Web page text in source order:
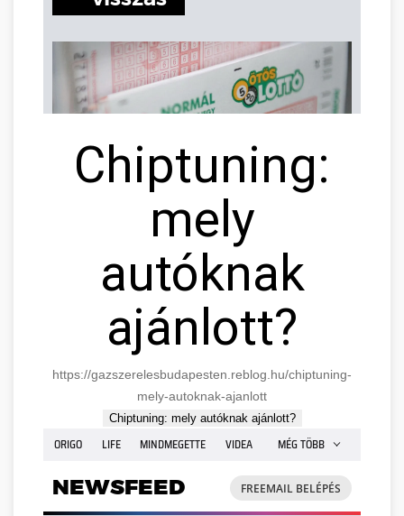
Chiptuning:
mely
autóknak
ajánlott?
https://gazszerelesbudapesten.reblog.hu/chiptuning-
mely-autoknak-ajanlott
Chiptuning: mely autóknak ajánlott?